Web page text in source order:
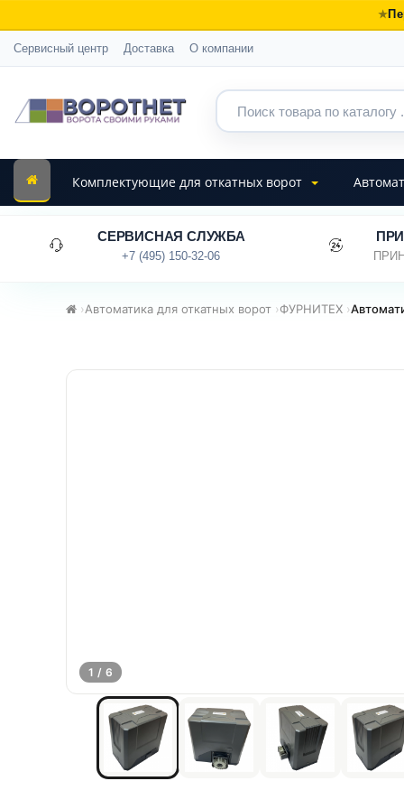
Сервисный центр Доставка О компании
Комплектующие для откатных ворот
СЕРВИСНАЯ СЛУЖБА
+7 (495) 150-32-06
›Автоматика для откатных ворот ›ФУРНИТЕХ ›
1 / 6